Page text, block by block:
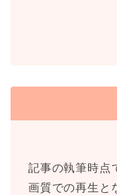
記事の執筆時点
画質での再生と